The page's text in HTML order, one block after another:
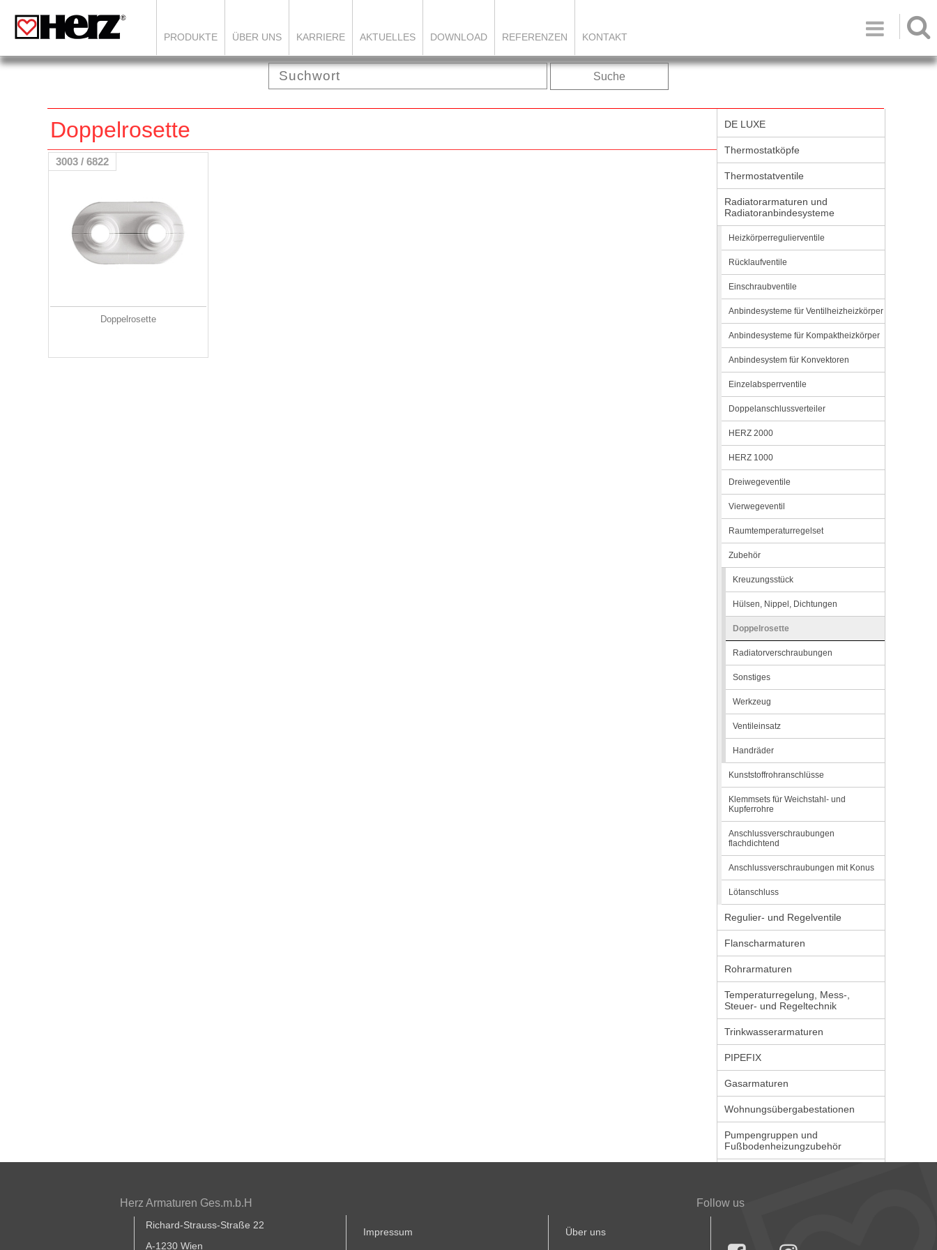

PRODUKTE ÜBER UNS KARRIERE AKTUELLES DOWNLOAD REFERENZEN KONTAKT
Suche
Doppelrosette
3003 / 6822
Doppelrosette
DE LUXE
Thermostatköpfe
Thermostatventile
Radiatorarmaturen und
Radiatoranbindesysteme
Heizkörperregulierventile
Rücklaufventile
Einschraubventile
Anbindesysteme für Ventilheizheizkörper
Anbindesysteme für Kompaktheizkörper
Anbindesystem für Konvektoren
Einzelabsperrventile
Doppelanschlussverteiler
HERZ 2000
HERZ 1000
Dreiwegeventile
Vierwegeventil
Raumtemperaturregelset
Zubehör
Kreuzungsstück
Hülsen, Nippel, Dichtungen
Doppelrosette
Radiatorverschraubungen
Sonstiges
Werkzeug
Ventileinsatz
Handräder
Kunststoffrohranschlüsse
Klemmsets für Weichstahl- und
Kupferrohre
Anschlussverschraubungen
flachdichtend
Anschlussverschraubungen mit Konus
Lötanschluss
Regulier- und Regelventile
Flanscharmaturen
Rohrarmaturen
Temperaturregelung, Mess-,
Steuer- und Regeltechnik
Trinkwasserarmaturen
PIPEFIX
Gasarmaturen
Wohnungsübergabestationen
Pumpengruppen und
Fußbodenheizungzubehör
Herz Armaturen Ges.m.b.H
Richard-Strauss-Straße 22
A-1230 Wien
Impressum Über uns
Follow us